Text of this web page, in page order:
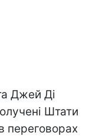
Джей Ді
Штати
переговорах